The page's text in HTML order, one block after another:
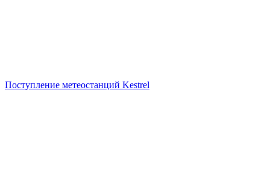
Поступление метеостанций Kestrel